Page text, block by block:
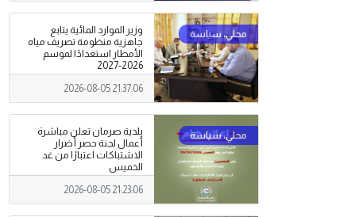
وزير الموارد المائية يتابع
جاهزية منظومة تصريف مياه
الأمطار استعدادًا لموسم
2026-2027
2026-08-05 21:37:06
بلدية صرمان تعلن مباشرة
أعمال لجنة حصر أضرار
الاشتباكات اعتبارًا من غد
الخميس
2026-08-05 21:23:06